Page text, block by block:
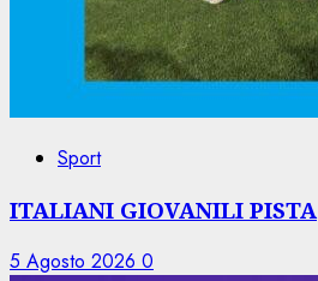
Sport
ITALIANI GIOVANILI PISTA
5 Agosto 2026 0